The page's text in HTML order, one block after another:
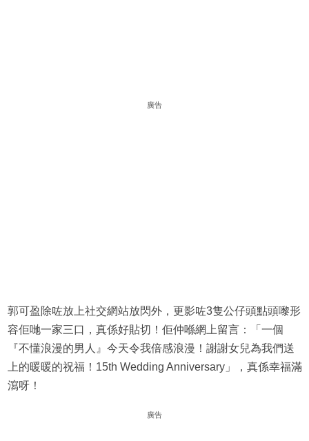
廣告
郭可盈除咗放上社交網站放閃外，更影咗3隻公仔頭點頭嚟形
容佢哋一家三口，真係好貼切！佢仲喺網上留言：「一個
『不懂浪漫的男人』今天令我倍感浪漫！謝謝女兒為我們送
上的暖暖的祝福！15th Wedding Anniversary」，真係幸福滿
瀉呀！
廣告